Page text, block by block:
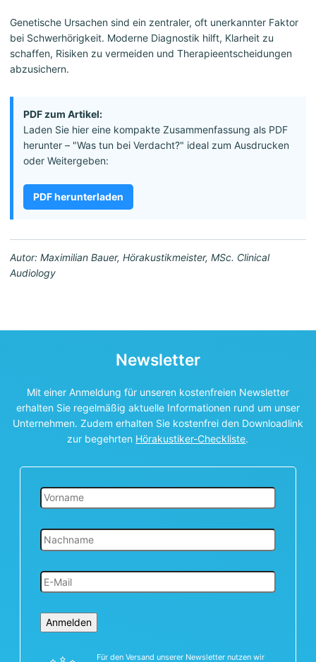
Genetische Ursachen sind ein zentraler, oft unerkannter Faktor
bei Schwerhörigkeit. Moderne Diagnostik hilft, Klarheit zu
schaffen, Risiken zu vermeiden und Therapieentscheidungen
abzusichern.
PDF zum Artikel:
Laden Sie hier eine kompakte Zusammenfassung als PDF
herunter – "Was tun bei Verdacht?" ideal zum Ausdrucken
oder Weitergeben:
PDF herunterladen
Autor: Maximilian Bauer, Hörakustikmeister, MSc. Clinical
Audiology
Newsletter
Mit einer Anmeldung für unseren kostenfreien Newsletter
erhalten Sie regelmäßig aktuelle Informationen rund um unser
Unternehmen. Zudem erhalten Sie kostenfrei den Downloadlink
zur begehrten Hörakustiker-Checkliste.
Anmelden
Für den Versand unserer Newsletter nutzen wir